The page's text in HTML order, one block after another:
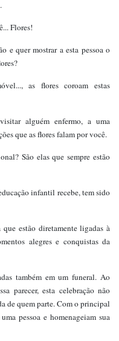
Flores!
e quer mostrar a esta pessoa o
as flores coroam estas
alguém enfermo, a uma
que as flores falam por você.
São elas que sempre estão
infantil recebe, tem sido
que estão diretamente ligadas à
alegres e conquistas da
também em um funeral. Ao
parecer, esta celebração não
de quem parte. Com o principal
pessoa e homenageiam sua